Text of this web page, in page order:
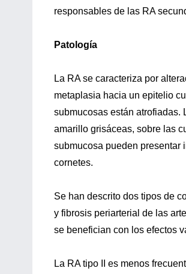
responsables de las RA
Patología
La RA se caracteriza por
metaplasia hacia un epitelio
submucosas están atrofiadas.
amarillo grisáceas, sobre las
submucosa pueden presentar
cornetes.
Se han descrito dos tipos de
y fibrosis periarterial de las
se benefician con los efectos
La RA tipo II es menos